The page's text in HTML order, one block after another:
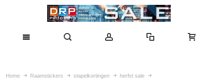
Home Raamstickers stapelkortingen
herfst sale